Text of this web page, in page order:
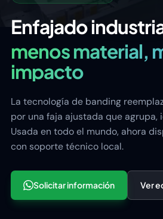
Enfajado
menos material,
impacto
La tecnología de banding
por una faja ajustada que
Usada en todo el mundo, ahora
con soporte técnico local.
Solicitar información Ver